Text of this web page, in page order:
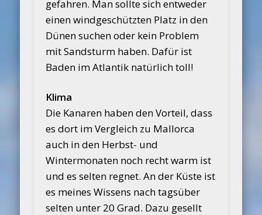
gefahren. Man sollte sich entweder
einen windgeschützten Platz in den
Dünen suchen oder kein Problem
mit Sandsturm haben. Dafür ist
Baden im Atlantik natürlich toll!
Klima
Die Kanaren haben den Vorteil, dass
es dort im Vergleich zu Mallorca
auch in den Herbst- und
Wintermonaten noch recht warm ist
und es selten regnet. An der Küste ist
es meines Wissens nach tagsüber
selten unter 20 Grad. Dazu gesellt